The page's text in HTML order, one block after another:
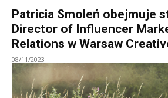
Patricia Smoleń obejmuje
Director of Influencer
Relations w Warsaw
08/11/2023